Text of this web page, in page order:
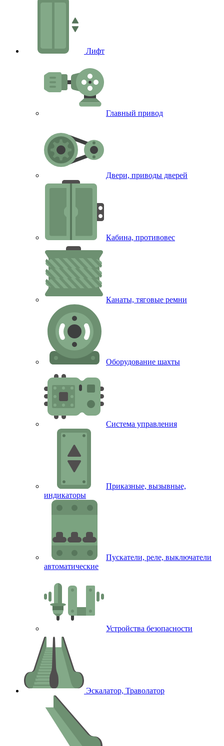
Лифт
Главный привод
Двери, приводы дверей
Кабина, противовес
Канаты, тяговые ремни
Оборудование шахты
Система управления
Приказные, вызывные,
индикаторы
Пускатели, реле, выключатели
автоматические
Устройства безопасности
Эскалатор, Траволатор